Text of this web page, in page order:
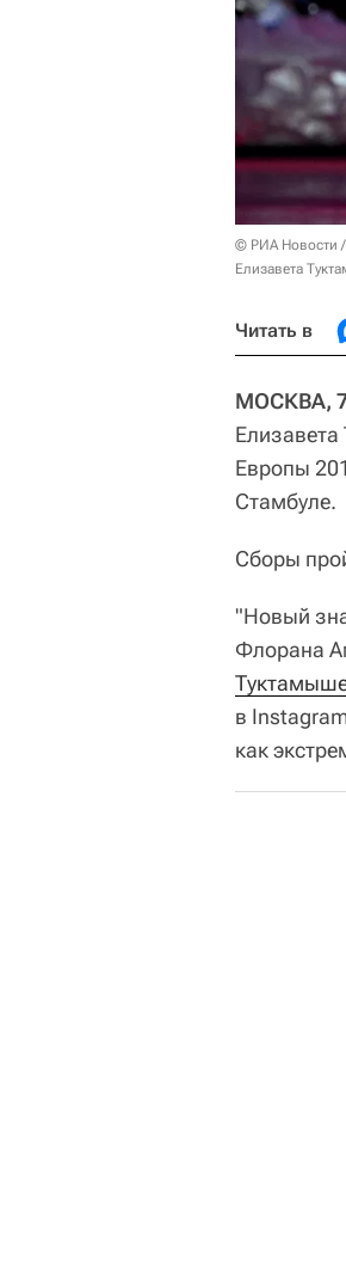
© РИА Новости /
Елизавета
Читать в
МОСКВА,
Европы
Стамбуле.
Сборы
"Новый
Флорана
в
как